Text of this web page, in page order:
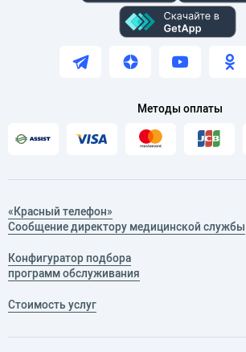
Методы оплаты
«Красный телефон»
Сообщение директору медицинской службы
Конфигуратор подбора
программ обслуживания
Стоимость услуг